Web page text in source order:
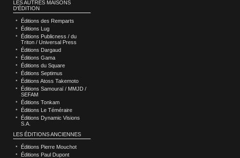
LES AUTRES MAISONS
D'ÉDITION
Éditions des Remparts
Éditions Lug
Éditions Publicness / du
Triton / Universal Press
Éditions Dargaud
Éditions Gama
Éditions du Square
Éditions Septimus
Éditions Atoss Takemoto
Éditions Samouraï / MMJD /
SEFAM
Éditions Tonkam
Éditions Le Téméraire
Éditions Dynamic Visions
S.A.
LES ÉDITIONS ANCIENNES
Éditions Pierre Mouchot
Éditions Paul Dupont